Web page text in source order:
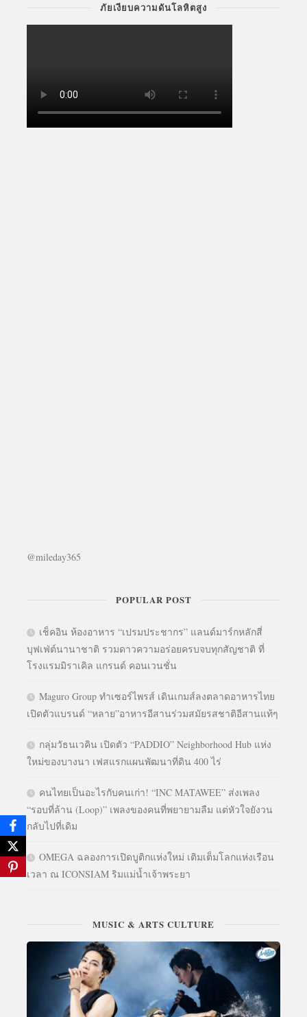
ภัยเงียบความดันโลหิตสูง
@mileday365
POPULAR POST
เช็คอิน ห้องอาหาร “เปรมประชากร” แลนด์มาร์กหลักสี่
บุฟเฟ่ต์นานาชาติ รวมดาวความอร่อยครบจบทุกสัญชาติ ที่
โรงแรมมิราเคิล แกรนด์ คอนเวนชั่น
Maguro Group ทำเซอร์ไพรส์ เดินเกมส์ลงตลาดอาหารไทย
เปิดตัวแบรนด์ “หลาย”อาหารอีสานร่วมสมัยรสชาติอีสานแท้ๆ
กลุ่มวัธนเวคิน เปิดตัว “PADDIO” Neighborhood Hub แห่ง
ใหม่ของบางนา เฟสแรกแผนพัฒนาที่ดิน 400 ไร่
คนไทยเป็นอะไรกับคนเก่า! “INC MATAWEE” ส่งเพลง
“รอบที่ล้าน (Loop)” เพลงของคนที่พยายามลืม แต่หัวใจยังวน
กลับไปที่เดิม
OMEGA ฉลองการเปิดบูติกแห่งใหม่ เติมเต็มโลกแห่งเรือน
เวลา ณ ICONSIAM ริมแม่น้ำเจ้าพระยา
MUSIC & ARTS CULTURE